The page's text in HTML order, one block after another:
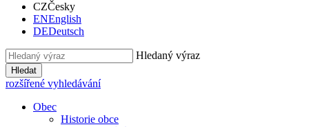
CZČesky
ENEnglish
DEDeutsch
Hledaný výraz
Hledat
rozšířené vyhledávání
Obec
Historie obce